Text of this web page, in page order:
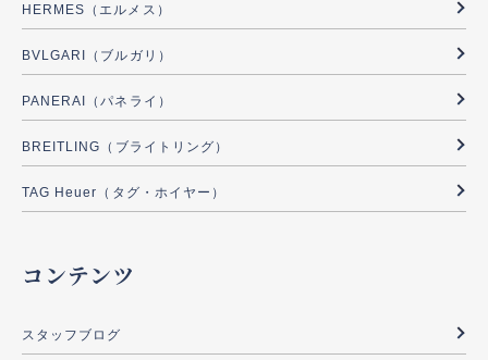
HERMES（エルメス）
BVLGARI（ブルガリ）
PANERAI（パネライ）
BREITLING（ブライトリング）
TAG Heuer（タグ・ホイヤー）
コンテンツ
スタッフブログ